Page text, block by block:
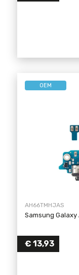
OEM
AH66TMHJAS
Samsung
€ 13,93